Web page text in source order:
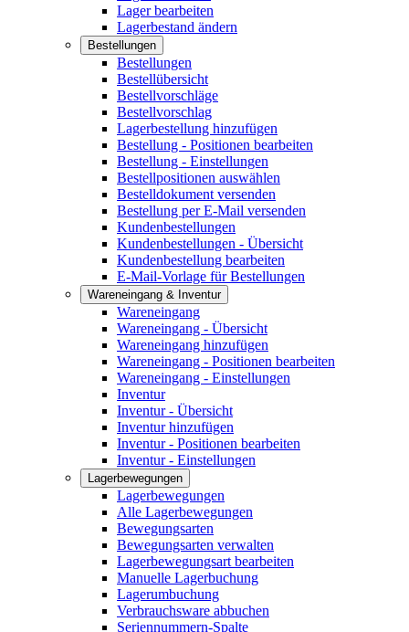
Lager bearbeiten
Lagerbestand ändern
Bestellungen
Bestellungen
Bestellübersicht
Bestellvorschläge
Bestellvorschlag
Lagerbestellung hinzufügen
Bestellung - Positionen bearbeiten
Bestellung - Einstellungen
Bestellpositionen auswählen
Bestelldokument versenden
Bestellung per E-Mail versenden
Kundenbestellungen
Kundenbestellungen - Übersicht
Kundenbestellung bearbeiten
E-Mail-Vorlage für Bestellungen
Wareneingang & Inventur
Wareneingang
Wareneingang - Übersicht
Wareneingang hinzufügen
Wareneingang - Positionen bearbeiten
Wareneingang - Einstellungen
Inventur
Inventur - Übersicht
Inventur hinzufügen
Inventur - Positionen bearbeiten
Inventur - Einstellungen
Lagerbewegungen
Lagerbewegungen
Alle Lagerbewegungen
Bewegungsarten
Bewegungsarten verwalten
Lagerbewegungsart bearbeiten
Manuelle Lagerbuchung
Lagerumbuchung
Verbrauchsware abbuchen
Seriennummern-Spalte